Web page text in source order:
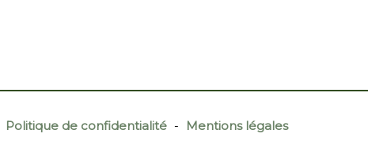
Politique de confidentialité - Mentions légales